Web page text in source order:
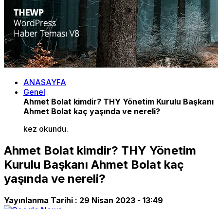
ANASAYFA
Genel
Ahmet Bolat kimdir? THY Yönetim Kurulu Başkanı
Ahmet Bolat kaç yaşında ve nereli?
kez okundu.
Ahmet Bolat kimdir? THY Yönetim
Kurulu Başkanı Ahmet Bolat kaç
yaşında ve nereli?
Yayınlanma Tarihi : 29 Nisan 2023 - 13:49